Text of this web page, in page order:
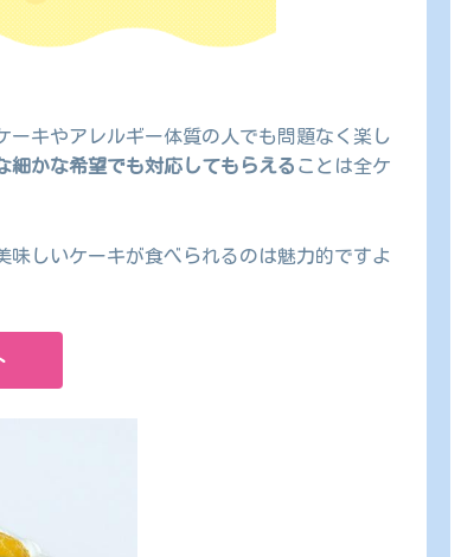
キやアレルギー体質の人でも問題なく楽し
細かな希望でも対応してもらえる ことは全ケ
しいケーキが食べられるのは魅力的ですよ